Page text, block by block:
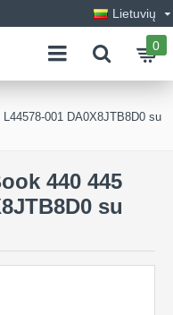
Lietuvių
0
001 DA0X8JTB8D0 su
440 445
su